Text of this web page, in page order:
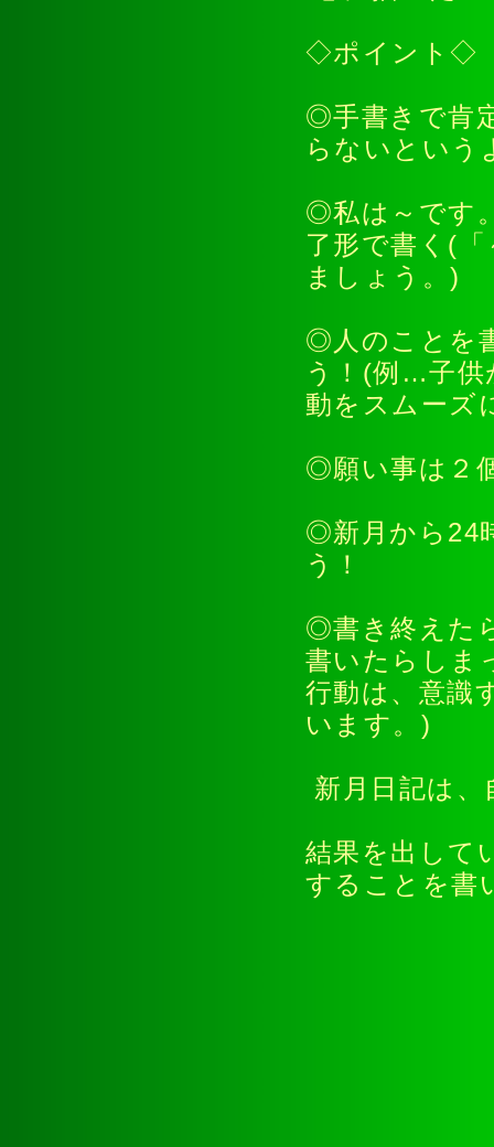
◇ポイント◇
◎手書きで肯
らないとい
◎私は～です
了形で書く(
ましょう。
◎人のことを
う！(例…子供
動をスムー
◎願い事は２
◎新月から24
う！
◎書き終えた
書いたらしま
行動は、意識
います。)
新月日記は
結果を出して
することを書